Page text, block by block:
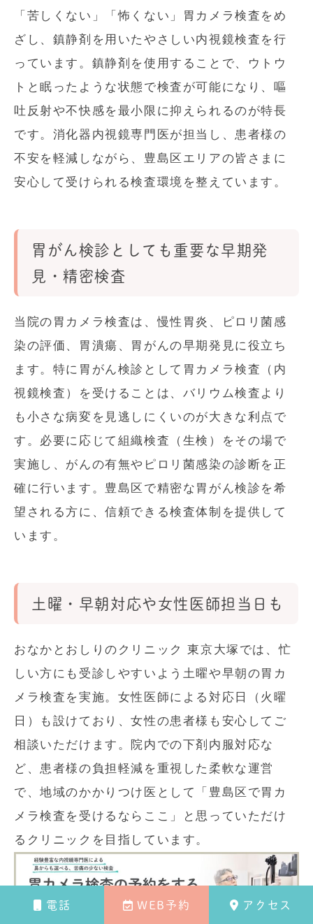
電話 WEB予約 アクセス
「苦しくない」「怖くない」胃カメラ検査をめ
ざし、鎮静剤を用いたやさしい内視鏡検査を行
っています。鎮静剤を使用することで、ウトウ
トと眠ったような状態で検査が可能になり、嘔
吐反射や不快感を最小限に抑えられるのが特長
です。消化器内視鏡専門医が担当し、患者様の
不安を軽減しながら、豊島区エリアの皆さまに
安心して受けられる検査環境を整えています。
胃がん検診としても重要な早期発
見・精密検査
当院の胃カメラ検査は、慢性胃炎、ピロリ菌感
染の評価、胃潰瘍、胃がんの早期発見に役立ち
ます。特に胃がん検診として胃カメラ検査（内
視鏡検査）を受けることは、バリウム検査より
も小さな病変を見逃しにくいのが大きな利点で
す。必要に応じて組織検査（生検）をその場で
実施し、がんの有無やピロリ菌感染の診断を正
確に行います。豊島区で精密な胃がん検診を希
望される方に、信頼できる検査体制を提供して
います。
土曜・早朝対応や女性医師担当日も
おなかとおしりのクリニック 東京大塚では、忙
しい方にも受診しやすいよう土曜や早朝の胃カ
メラ検査を実施。女性医師による対応日（火曜
日）も設けており、女性の患者様も安心してご
相談いただけます。院内での下剤内服対応な
ど、患者様の負担軽減を重視した柔軟な運営
で、地域のかかりつけ医として「豊島区で胃カ
メラ検査を受けるならここ」と思っていただけ
るクリニックを目指しています。